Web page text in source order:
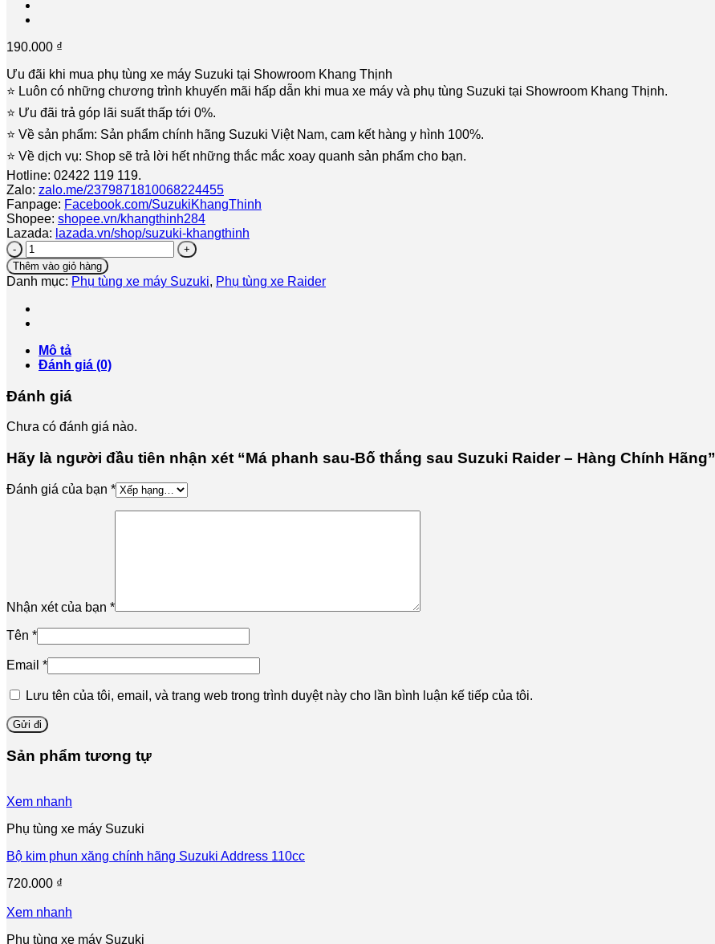
190.000 ₫
Ưu đãi khi mua phụ tùng xe máy Suzuki tại Showroom Khang Thịnh
⭐️ Luôn có những chương trình khuyến mãi hấp dẫn khi mua xe máy và phụ tùng Suzuki tại Showroom Khang Thịnh.
⭐️ Ưu đãi trả góp lãi suất thấp tới 0%.
⭐️ Về sản phẩm: Sản phẩm chính hãng Suzuki Việt Nam, cam kết hàng y hình 100%.
⭐️ Về dịch vụ: Shop sẽ trả lời hết những thắc mắc xoay quanh sản phẩm cho bạn.
Hotline: 02422 119 119.
Zalo: zalo.me/2379871810068224455
Fanpage: Facebook.com/SuzukiKhangThinh
Shopee: shopee.vn/khangthinh284
Lazada: lazada.vn/shop/suzuki-khangthinh
Má
phanh
sau-
Bố
thắng
sau
Raider
-
Chính
Hãng
lượng
Thêm vào giỏ hàng
Danh mục: Phụ tùng xe máy Suzuki, Phụ tùng xe Raider
Mô tả
Đánh giá (0)
Đánh giá
Chưa có đánh giá nào.
Hãy là người đầu tiên nhận xét “Má phanh sau-Bố thắng sau Suzuki Raider – Hàng Chính Hãng”
Đánh giá của bạn *
Nhận xét của bạn *
Tên *
Email *
Lưu tên của tôi, email, và trang web trong trình duyệt này cho lần bình luận kế tiếp của tôi.
Sản phẩm tương tự
Xem nhanh
Phụ tùng xe máy Suzuki
Bộ kim phun xăng chính hãng Suzuki Address 110cc
720.000 ₫
Xem nhanh
Phụ tùng xe máy Suzuki